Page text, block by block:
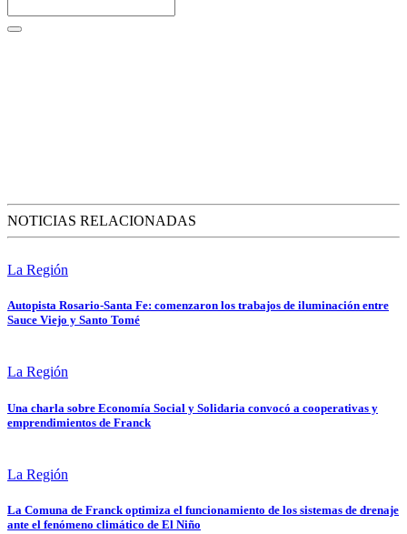
NOTICIAS RELACIONADAS
La Región
Autopista Rosario-Santa Fe: comenzaron los trabajos de iluminación entre
Sauce Viejo y Santo Tomé
La Región
Una charla sobre Economía Social y Solidaria convocó a cooperativas y
emprendimientos de Franck
La Región
La Comuna de Franck optimiza el funcionamiento de los sistemas de drenaje
ante el fenómeno climático de El Niño